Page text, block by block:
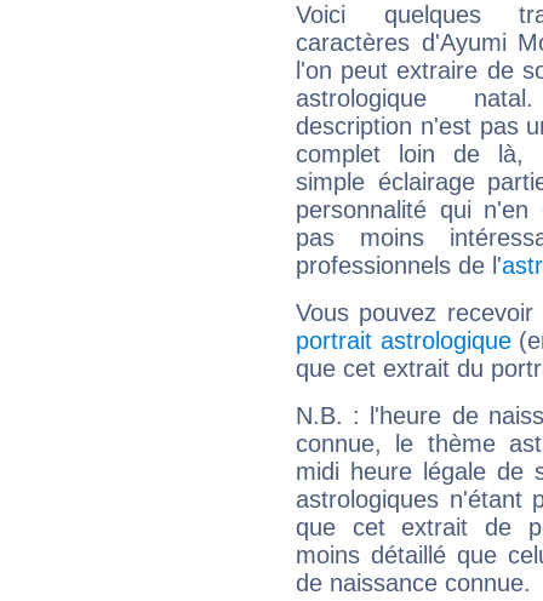
Voici quelques
caractères d'Ayumi
l'on peut extraire de
astrologique
description n'est pas
complet loin de là,
simple éclairage
personnalité qui n'en
pas moins
professionnels de l'
Vous pouvez
portrait astrologique
que cet extrait du
N.B. : l'heure de
connue, le thème
midi heure légale de
astrologiques n'étant
que cet extrait de
moins détaillé que
de naissance connue.